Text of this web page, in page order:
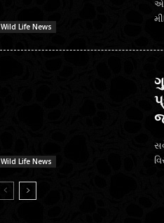
Wild Life News
Wild Life News